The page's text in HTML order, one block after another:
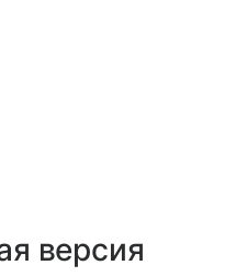
версия